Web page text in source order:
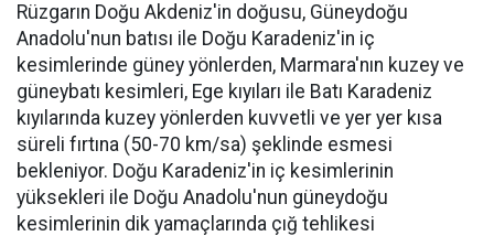
Rüzgarın Doğu Akdeniz'in doğusu, Güneydoğu
Anadolu'nun batısı ile Doğu Karadeniz'in iç
kesimlerinde güney yönlerden, Marmara'nın kuzey ve
güneybatı kesimleri, Ege kıyıları ile Batı Karadeniz
kıyılarında kuzey yönlerden kuvvetli ve yer yer kısa
süreli fırtına (50-70 km/sa) şeklinde esmesi
bekleniyor. Doğu Karadeniz'in iç kesimlerinin
yüksekleri ile Doğu Anadolu'nun güneydoğu
kesimlerinin dik yamaçlarında çığ tehlikesi